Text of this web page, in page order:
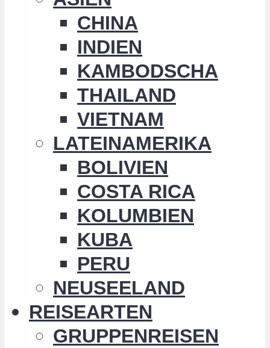
CHINA
INDIEN
KAMBODSCHA
THAILAND
VIETNAM
LATEINAMERIKA
BOLIVIEN
COSTA RICA
KOLUMBIEN
KUBA
PERU
NEUSEELAND
REISEARTEN
GRUPPENREISEN